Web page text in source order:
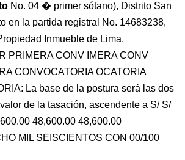
No. 04 � primer sótano), Distrito San
en la partida registral No. 14683238,
Inmueble de Lima.
PRIMERA CONV IMERA CONV
CONVOCATORIA OCATORIA
La base de la postura será las dos
de la tasación, ascendente a S/ S/
48,600.00 48,600.00
MIL SEISCIENTOS CON 00/100